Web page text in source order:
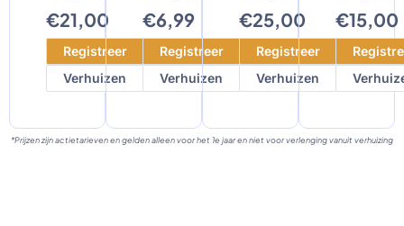
€21,00
Registreer
Verhuizen
€6,99
Registreer
Verhuizen
€25,00
Registreer
Verhuizen
€15,00
*Prijzen zijn actietarieven en gelden alleen voor het 1e jaar en niet voor verlenging vanuit verhuizing